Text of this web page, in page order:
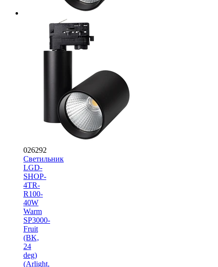
026292
Светильник
LGD-
SHOP-
4TR-
R100-
40W
Warm
SP3000-
Fruit
(BK,
24
deg)
(Arlight,